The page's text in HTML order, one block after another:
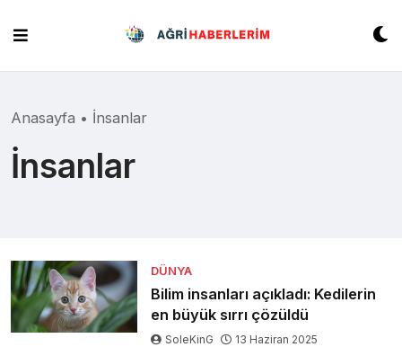
content
Anasayfa • İnsanlar
İnsanlar
DÜNYA
Bilim insanları açıkladı: Kedilerin
en büyük sırrı çözüldü
SoleKinG 13 Haziran 2025